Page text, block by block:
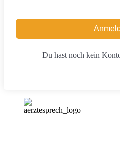
Du hast noch kein